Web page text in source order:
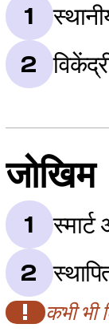
1
2
जोखिम
1
2
! कभी भी